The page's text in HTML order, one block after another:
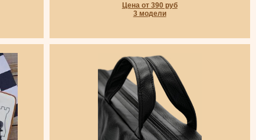
Цена от 390 руб
3 модели